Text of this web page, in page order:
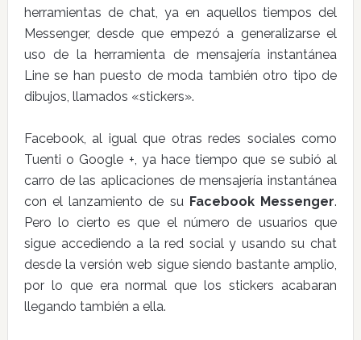
herramientas de chat, ya en aquellos tiempos del
Messenger, desde que empezó a generalizarse el
uso de la herramienta de mensajería instantánea
Line se han puesto de moda también otro tipo de
dibujos, llamados «stickers».
Facebook, al igual que otras redes sociales como
Tuenti o Google +, ya hace tiempo que se subió al
carro de las aplicaciones de mensajería instantánea
con el lanzamiento de su Facebook Messenger.
Pero lo cierto es que el número de usuarios que
sigue accediendo a la red social y usando su chat
desde la versión web sigue siendo bastante amplio,
por lo que era normal que los stickers acabaran
llegando también a ella.